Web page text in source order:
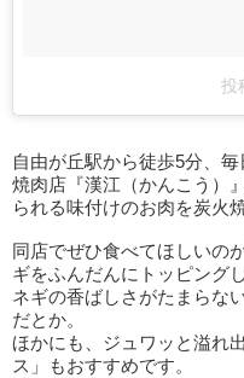
投
自由が丘駅から徒歩5分、
焼肉店『漢江（かんこう）
られる味付けのお肉を炭火
同店でぜひ食べてほしいの
ギをふんだんにトッピング
ネギの香ばしさがたまらな
だとか。
ほかにも、ジュワッと溢れ
ス」もおすすめです。